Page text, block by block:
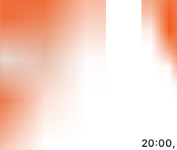
20:00,